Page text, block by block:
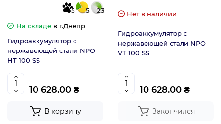
5 5
23
На складе в г.Днепр
Гидроаккумулятор с
нержавеющей стали NPO
HT 100 SS
10 628.00 ₴
В корзину
Нет в наличии
Гидроаккумулятор с
нержавеющей стали NPO
VT 100 SS
10 628.00 ₴
Закончился